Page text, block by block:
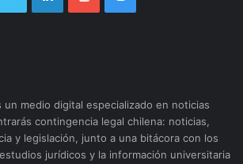
un medio digital especializado en noticias
contingencia legal chilena: noticias,
y legislación, junto a una bitácora con los
jurídicos y la información universitaria